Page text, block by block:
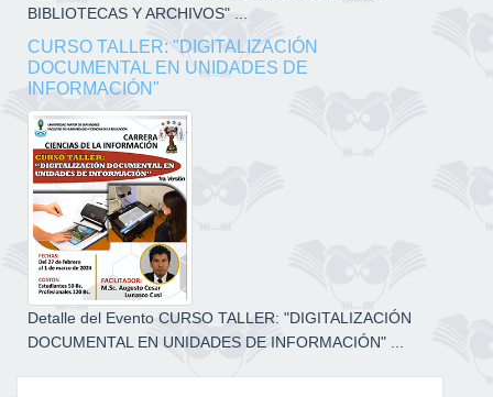
BIBLIOTECAS Y ARCHIVOS" ...
CURSO TALLER: "DIGITALIZACIÓN
DOCUMENTAL EN UNIDADES DE
INFORMACIÓN"
Detalle del Evento CURSO TALLER: "DIGITALIZACIÓN
DOCUMENTAL EN UNIDADES DE INFORMACIÓN" ...